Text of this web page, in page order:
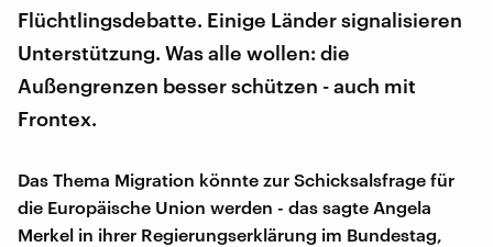
Flüchtlingsdebatte. Einige Länder signalisieren
Unterstützung. Was alle wollen: die
Außengrenzen besser schützen - auch mit
Frontex.
Das Thema Migration könnte zur Schicksalsfrage für
die Europäische Union werden - das sagte Angela
Merkel in ihrer Regierungserklärung im Bundestag,